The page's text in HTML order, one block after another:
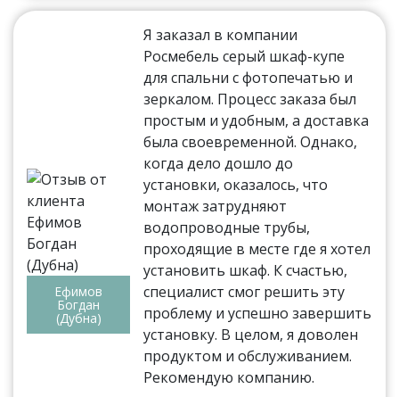
Ефимов
Богдан
(Дубна)
Я заказал в компании
Росмебель серый шкаф-купе
для спальни с фотопечатью и
зеркалом. Процесс заказа был
простым и удобным, а доставка
была своевременной. Однако,
когда дело дошло до
установки, оказалось, что
монтаж затрудняют
водопроводные трубы,
проходящие в месте где я хотел
установить шкаф. К счастью,
специалист смог решить эту
проблему и успешно завершить
установку. В целом, я доволен
продуктом и обслуживанием.
Рекомендую компанию.